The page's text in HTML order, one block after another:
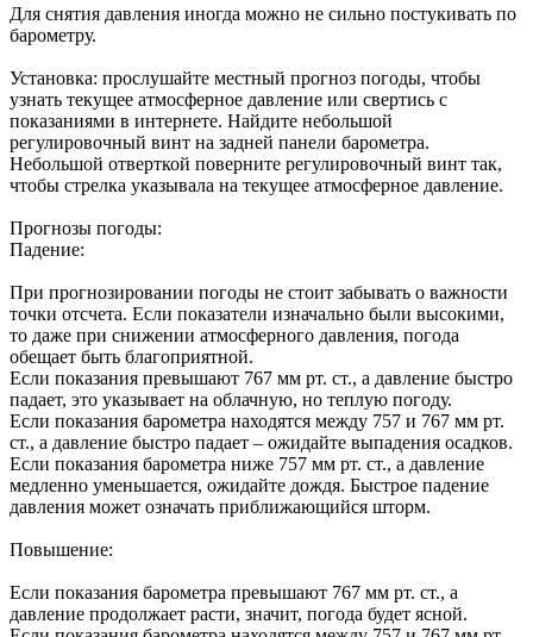
Для снятия давления иногда можно не сильно постукивать по
барометру.
Установка: прослушайте местный прогноз погоды, чтобы
узнать текущее атмосферное давление или свертись с
показаниями в интернете. Найдите небольшой
регулировочный винт на задней панели барометра.
Небольшой отверткой поверните регулировочный винт так,
чтобы стрелка указывала на текущее атмосферное давление.
Прогнозы погоды:
Падение:
При прогнозировании погоды не стоит забывать о важности
точки отсчета. Если показатели изначально были высокими,
то даже при снижении атмосферного давления, погода
обещает быть благоприятной.
Если показания превышают 767 мм рт. ст., а давление быстро
падает, это указывает на облачную, но теплую погоду.
Если показания барометра находятся между 757 и 767 мм рт.
ст., а давление быстро падает – ожидайте выпадения осадков.
Если показания барометра ниже 757 мм рт. ст., а давление
медленно уменьшается, ожидайте дождя. Быстрое падение
давления может означать приближающийся шторм.
Повышение:
Если показания барометра превышают 767 мм рт. ст., а
давление продолжает расти, значит, погода будет ясной.